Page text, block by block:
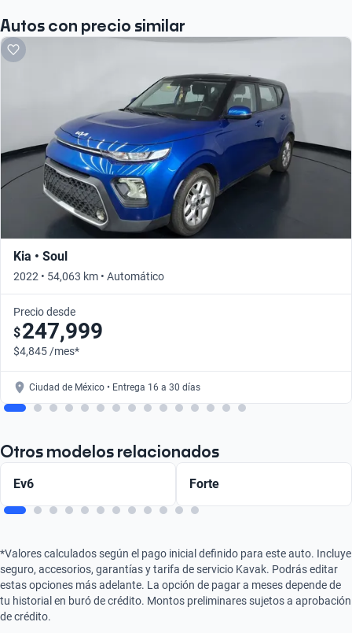
Autos con precio similar
Kia • Soul
2022 • 54,063 km • Automático
Precio desde
$247,999
$4,845 /mes*
Ciudad de México • Entrega 16 a 30 días
Otros modelos relacionados
Ev6 Forte
*Valores calculados según el pago inicial definido para este auto. Incluye
seguro, accesorios, garantías y tarifa de servicio Kavak. Podrás editar
estas opciones más adelante. La opción de pagar a meses depende de
tu historial en buró de crédito. Montos preliminares sujetos a aprobación
de crédito.